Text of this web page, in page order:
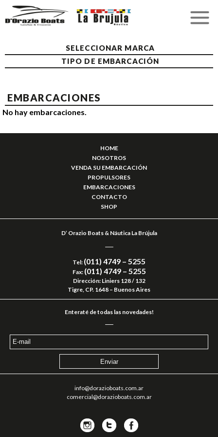
SELECCIONAR MARCA
TIPO DE EMBARCACIÓN
EMBARCACIONES
No hay embarcaciones.
HOME
NOSOTROS
VENDA SU EMBARCACIÓN
PROPULSORES
EMBARCACIONES
CONTACTO
SHOP
D’ Orazio Boats & Náutica La Brújula
Tel: (011) 4749 – 5255
Fax: (011) 4749 – 5255
Dirección: Liniers 128 / 132
Tigre, CP. 1648 – Buenos Aires
Enteraté de todas las novedades!
info@dorazioboats.com.ar
comercial@dorazioboats.com.ar